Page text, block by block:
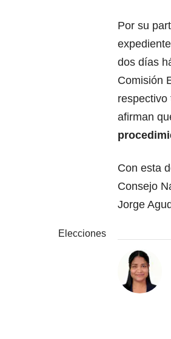
Por su
dos días
Comisión
respectivo
afirman
Con esta
Consejo
Jorge
Elecciones